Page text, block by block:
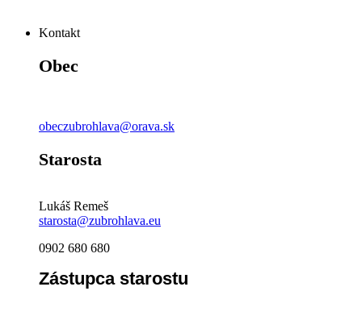
Kontakt
Obec
obeczubrohlava@orava.sk
Starosta
Lukáš Remeš
starosta@zubrohlava.eu
0902 680 680
Zástupca starostu